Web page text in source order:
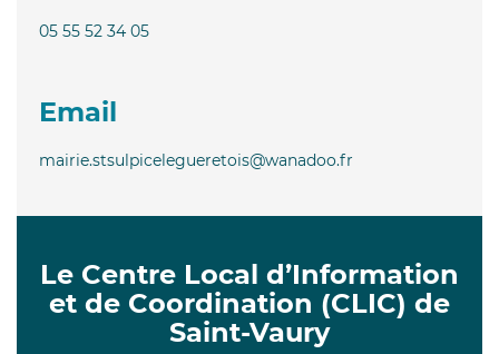
05 55 52 34 05
Email
mairie.stsulpicelegueretois@wanadoo.fr
Le Centre Local d’Information
et de Coordination (CLIC) de
Saint-Vaury